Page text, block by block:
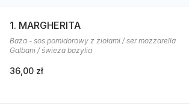
1. MARGHERITA
Baza - sos pomidorowy z ziołami / ser mozzarella
Galbani / świeża bazylia
36,00 zł